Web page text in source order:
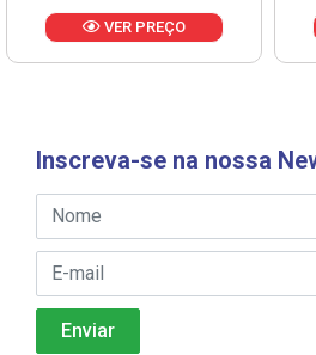
VER PREÇO
Inscreva-se na nossa